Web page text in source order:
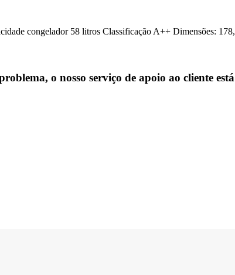
congelador 58 litros Classificação A++ Dimensões:
o nosso serviço de apoio ao cliente